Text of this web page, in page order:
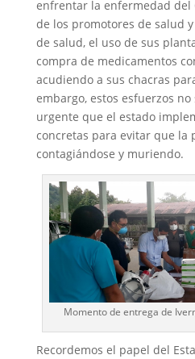
enfrentar la enfermedad del
de los promotores de salud
de salud, el uso de sus
compra de medicamentos
acudiendo a sus chacras
embargo, estos esfuerzos
urgente que el estado
concretas para evitar que la
contagiándose y muriendo.
Momento de entrega de
Recordemos el papel del